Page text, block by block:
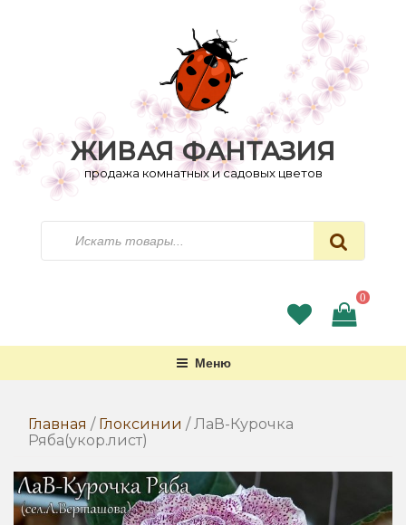
ЖИВАЯ ФАНТАЗИЯ
продажа комнатных и садовых цветов
0
Меню
Главная / Глоксинии / ЛаВ-Курочка
Ряба(укор.лист)